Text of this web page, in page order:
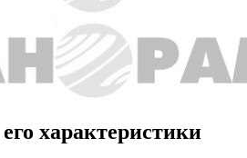
характеристики